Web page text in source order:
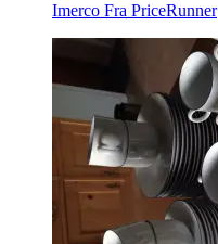
Imerco Fra PriceRunner